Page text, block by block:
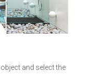
and select the